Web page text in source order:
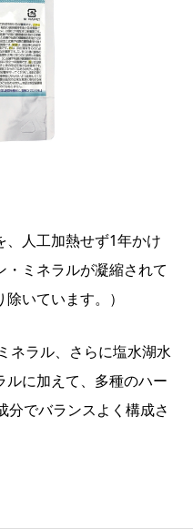
、人工加熱せず1年かけ
ミネラルが凝縮されて
いています。）
ネラル、さらに塩水湖水
ルに加えて、多種のハー
分でバランスよく構成さ